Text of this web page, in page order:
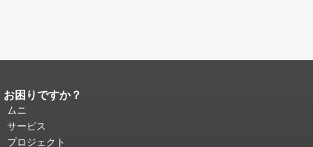
ページコンテンツの終わり。
ジの残りの部分はすべてのページで繰
り返されます。
頭に戻る。
お困りですか？
ムニ
サービス
プロジェクト